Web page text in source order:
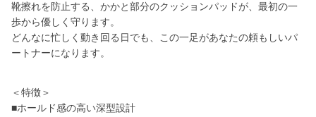
靴擦れを防止する、かかと部分のクッションパッドが、最初の一
歩から優しく守ります。
どんなに忙しく動き回る日でも、この一足があなたの頼もしいパ
ートナーになります。
＜特徴＞
■ホールド感の高い深型設計